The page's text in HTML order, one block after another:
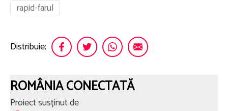
rapid-farul
Distribuie:
ROMÂNIA CONECTATĂ
Proiect susținut de